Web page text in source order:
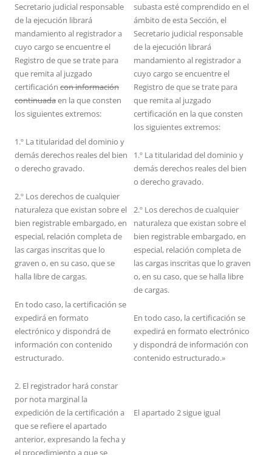
Secretario judicial responsable
de la ejecución librará
mandamiento al registrador a
cuyo cargo se encuentre el
Registro de que se trate para
que remita al juzgado
certificación con información
continuadaen la que consten
los siguientes extremos:
1.º La titularidad del dominio y
demás derechos reales del bien
o derecho gravado.
2.º Los derechos de cualquier
naturaleza que existan sobre el
bien registrable embargado, en
especial, relación completa de
las cargas inscritas que lo
graven o, en su caso, que se
halla libre de cargas.
En todo caso, la certificación se
expedirá en formato
electrónico y dispondrá de
información con contenido
estructurado.
2. El registrador hará constar
por nota marginal la
expedición de la certificación a
que se refiere el apartado
anterior, expresando la fecha y
subasta esté comprendido en el
ámbito de esta Sección, el
Secretario judicial responsable
de la ejecución librará
mandamiento al registrador a
cuyo cargo se encuentre el
Registro de que se trate para
que remita al juzgado
certificación en la que consten
los siguientes extremos:
1.º La titularidad del dominio y
demás derechos reales del bien
o derecho gravado.
2.º Los derechos de cualquier
naturaleza que existan sobre el
bien registrable embargado, en
especial, relación completa de
las cargas inscritas que lo graven
o, en su caso, que se halla libre
de cargas.
En todo caso, la certificación se
expedirá en formato electrónico
y dispondrá de información con
contenido estructurado.»
El apartado 2 sigue igual